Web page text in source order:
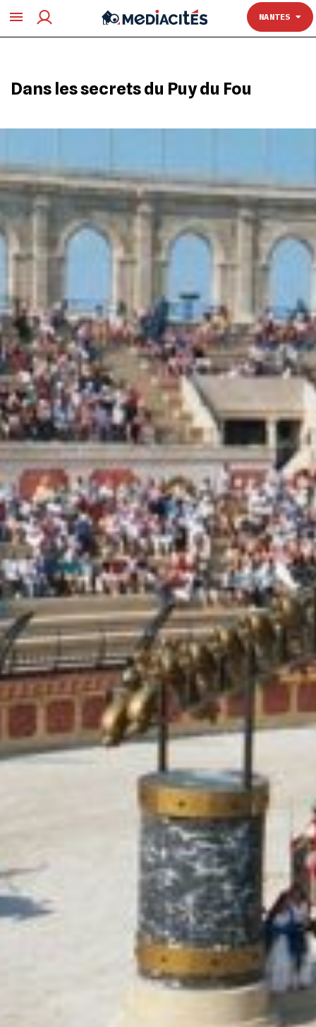
NANTES
TOULOUSE
Dans les secrets du Puy du Fou